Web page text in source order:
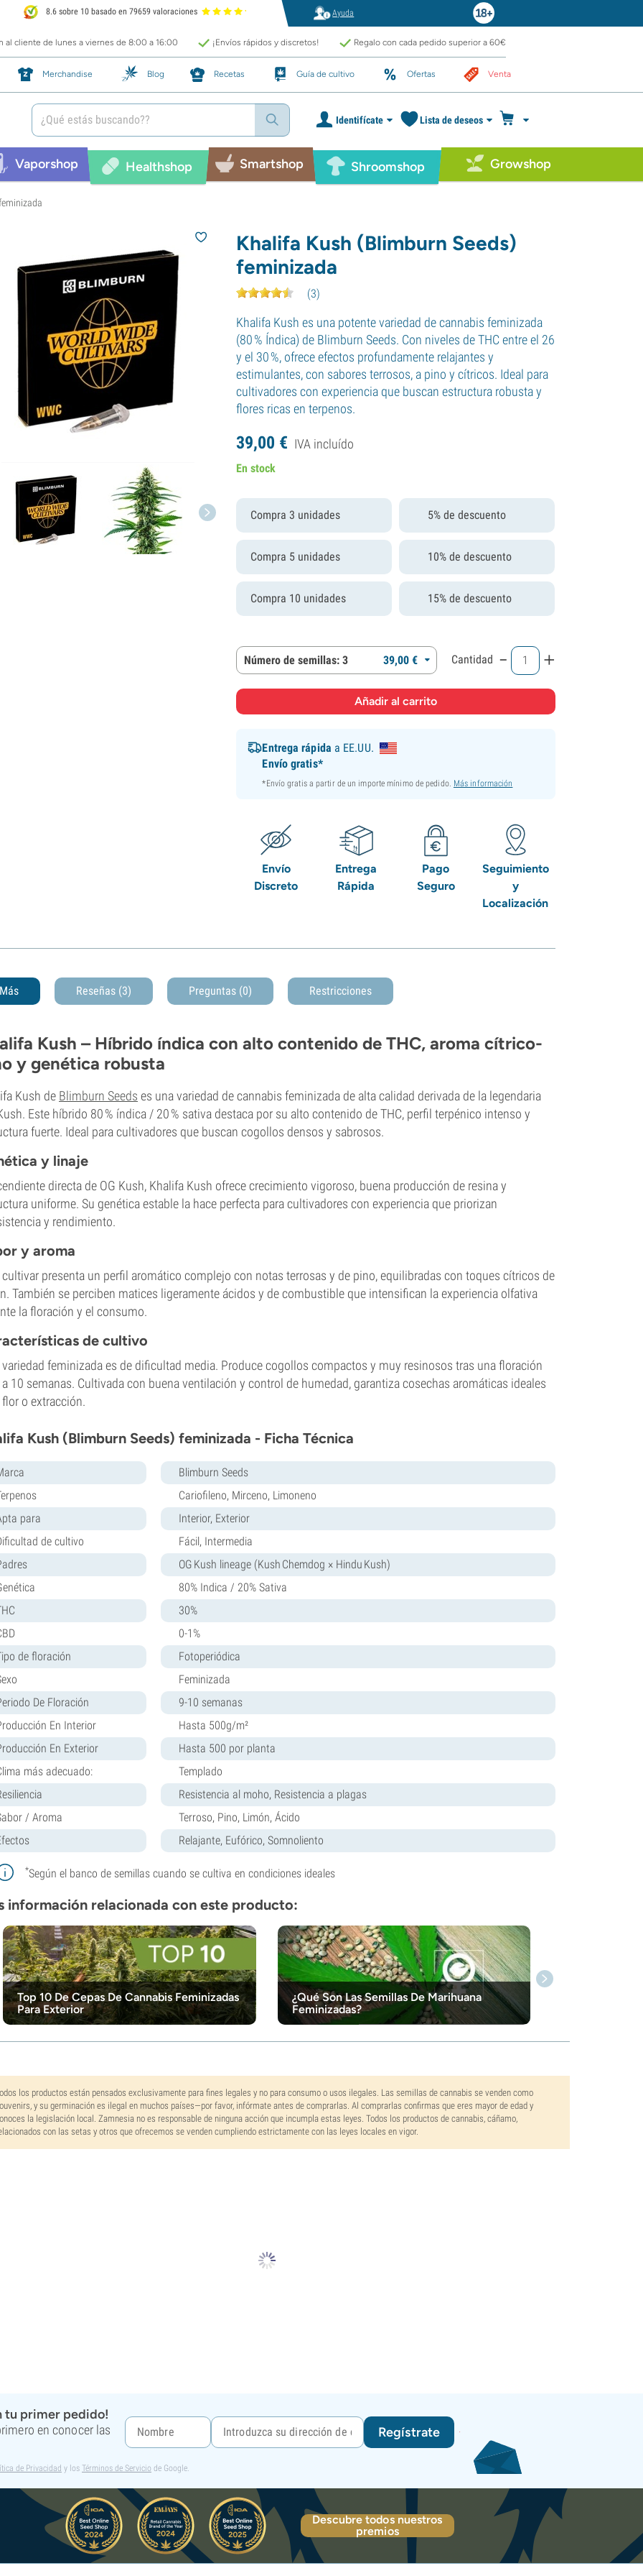
8.6 sobre 10 basado en 79659 valoraciones Ayuda
al cliente de lunes a viernes de 8:00 a 16:00 ¡Envíos rápidos y discretos! Regalo con cada pedido superior a 60€
Merchandise Blog Recetas Guía de cultivo Ofertas Venta
Identifícate Lista de deseos
Vaporshop Healthshop Smartshop Shroomshop Growshop
Khalifa Kush (Blimburn Seeds)
feminizada
(3)
Khalifa Kush es una potente variedad de cannabis feminizada
(80 % Índica) de Blimburn Seeds. Con niveles de THC entre el 26
y el 30 %, ofrece efectos profundamente relajantes y
estimulantes, con sabores terrosos, a pino y cítricos. Ideal para
cultivadores con experiencia que buscan estructura robusta y
flores ricas en terpenos.
39,00 € IVA incluído
En stock
Compra 3 unidades 5% de descuento
Compra 5 unidades 10% de descuento
Compra 10 unidades 15% de descuento
Número de semillas: 3 39,00 € Cantidad - +
Entrega rápida a EE.UU.
Envío gratis*
*Envío gratis a partir de un importe mínimo de pedido. Más información
Envío
Discreto
Entrega
Rápida
Pago
Seguro
Seguimiento
y
Localización
Más Reseñas (3) Preguntas (0) Restricciones
Kush – Híbrido índica con alto contenido de THC, aroma cítrico-
y genética robusta
Kush de Blimburn Seeds es una variedad de cannabis feminizada de alta calidad derivada de la legendaria
Este híbrido 80 % índica / 20 % sativa destaca por su alto contenido de THC, perfil terpénico intenso y
fuerte. Ideal para cultivadores que buscan cogollos densos y sabrosos.
y linaje
directa de OG Kush, Khalifa Kush ofrece crecimiento vigoroso, buena producción de resina y
uniforme. Su genética estable la hace perfecta para cultivadores con experiencia que priorizan
y rendimiento.
y aroma
cultivar presenta un perfil aromático complejo con notas terrosas y de pino, equilibradas con toques cítricos de
También se perciben matices ligeramente ácidos y de combustible que intensifican la experiencia olfativa
la floración y el consumo.
de cultivo
variedad feminizada es de dificultad media. Produce cogollos compactos y muy resinosos tras una floración
a 10 semanas. Cultivada con buena ventilación y control de humedad, garantiza cosechas aromáticas ideales
flor o extracción.
Kush (Blimburn Seeds) feminizada - Ficha Técnica
Blimburn Seeds
Cariofileno, Mirceno, Limoneno
para
Interior, Exterior
de cultivo
Fácil, Intermedia
OG Kush lineage (Kush Chemdog × Hindu Kush)
80% Indica / 20% Sativa
30%
0-1%
de floración
Fotoperiódica
Feminizada
De Floración
9-10 semanas
En Interior
Hasta 500g/m²
En Exterior
Hasta 500 por planta
más adecuado:
Templado
Resistencia al moho, Resistencia a plagas
/ Aroma
Terroso, Pino, Limón, Ácido
Relajante, Eufórico, Somnoliento
*Según el banco de semillas cuando se cultiva en condiciones ideales
información relacionada con este producto:
Top 10 De Cepas De Cannabis Feminizadas
Para Exterior
¿Qué Son Las Semillas De Marihuana
Feminizadas?
los productos están pensados exclusivamente para fines legales y no para consumo o usos ilegales. Las semillas de cannabis se venden como
y su germinación es ilegal en muchos países—por favor, infórmate antes de comprarlas. Al comprarlas confirmas que eres mayor de edad y
la legislación local. Zamnesia no es responsable de ninguna acción que incumpla estas leyes. Todos los productos de cannabis, cáñamo,
con las setas y otros que ofrecemos se venden cumpliendo estrictamente con las leyes locales en vigor.
tu primer pedido!
en conocer las
Regístrate
de Privacidad y los Términos de Servicio de Google.
Descubre todos nuestros
premios